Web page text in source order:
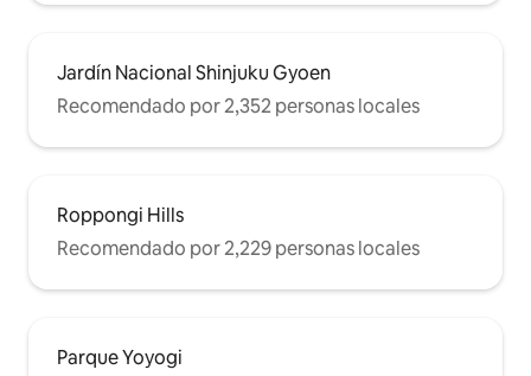
Jardín Nacional Shinjuku Gyoen
Recomendado por 2,352 personas locales
Roppongi Hills
Recomendado por 2,229 personas locales
Parque Yoyogi